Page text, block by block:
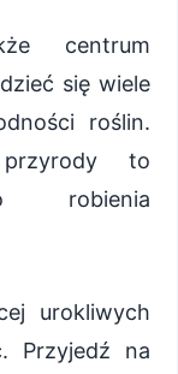
centrum
się wiele
roślin.
to
robienia
urokliwych
Przyjedź na